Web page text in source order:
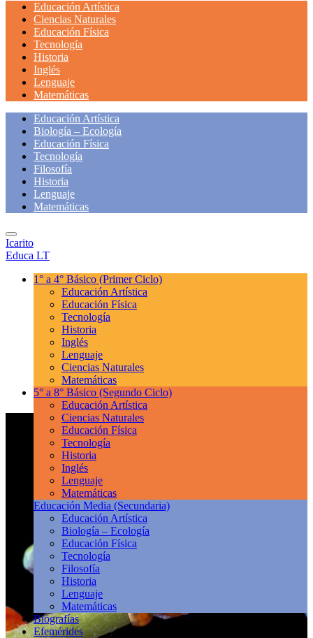
Educación Artística
Ciencias Naturales
Educación Física
Tecnología
Historia
Inglés
Lenguaje
Matemáticas
Educación Artística
Biología – Ecología
Educación Física
Tecnología
Filosofía
Historia
Lenguaje
Matemáticas
Icarito
Educa LT
1° a 4° Básico (Primer Ciclo)
Educación Artística
Educación Física
Tecnología
Historia
Inglés
Lenguaje
Ciencias Naturales
Matemáticas
5° a 8° Básico (Segundo Ciclo)
Educación Artística
Ciencias Naturales
Educación Física
Tecnología
Historia
Inglés
Lenguaje
Matemáticas
Educación Media (Secundaria)
Educación Artística
Biología – Ecología
Educación Física
Tecnología
Filosofía
Historia
Lenguaje
Matemáticas
Biografías
Efemérides